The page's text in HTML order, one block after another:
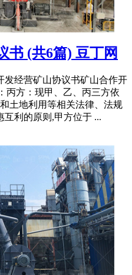
书 (共6篇) 豆丁网
发经营矿山协议书矿山合作开
丙方：现甲、乙、丙三方依
土地利用等相关法律、法规
互利的原则,甲方位于 ...